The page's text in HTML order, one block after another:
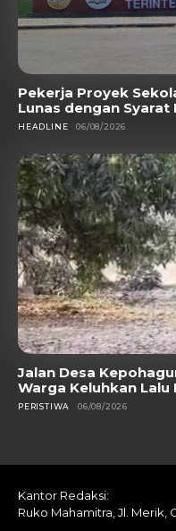
Pekerja Proyek
Lunas dengan
HEADLINE 06/08/2026
Jalan Desa
Warga Keluhkan
PERISTIWA 06/08/2026
Kantor Redaksi:
Ruko Mahamitra, Jl. Merik,